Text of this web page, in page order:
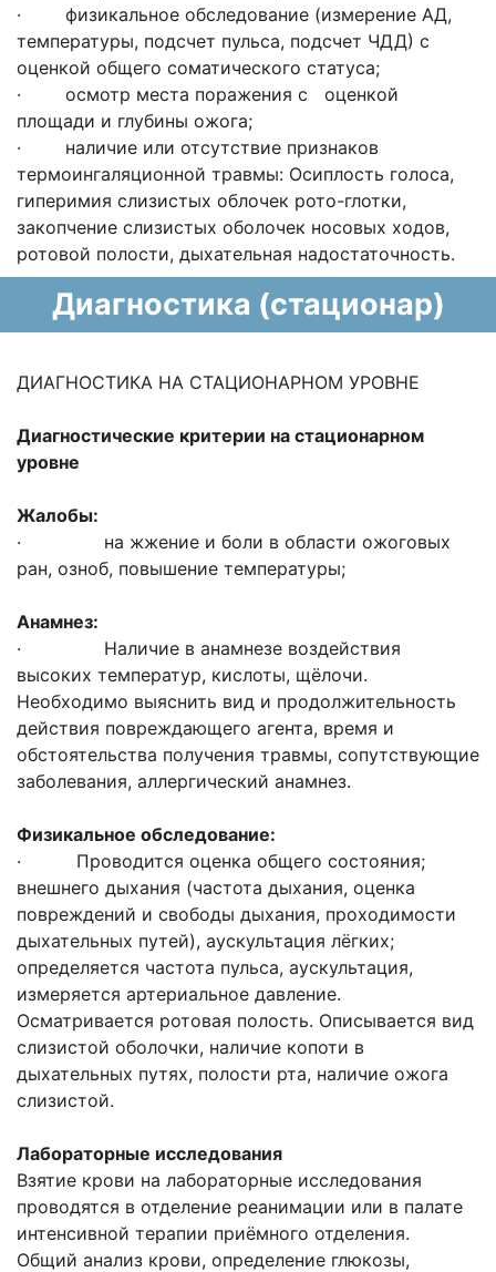
· физикальное обследование (измерение АД,
температуры, подсчет пульса, подсчет ЧДД) с
оценкой общего соматического статуса;
· осмотр места поражения с оценкой
площади и глубины ожога;
· наличие или отсутствие признаков
термоингаляционной травмы: Осиплость голоса,
гиперимия слизистых облочек рото-глотки,
закопчение слизистых оболочек носовых ходов,
ротовой полости, дыхательная надостаточность.
Диагностика (стационар)
ДИАГНОСТИКА НА СТАЦИОНАРНОМ УРОВНЕ
Диагностические критерии на стационарном
уровне
Жалобы:
· на жжение и боли в области ожоговых
ран, озноб, повышение температуры;
Анамнез:
· Наличие в анамнезе воздействия
высоких температур, кислоты, щёлочи.
Необходимо выяснить вид и продолжительность
действия повреждающего агента, время и
обстоятельства получения травмы, сопутствующие
заболевания, аллергический анамнез.
Физикальное обследование:
· Проводится оценка общего состояния;
внешнего дыхания (частота дыхания, оценка
повреждений и свободы дыхания, проходимости
дыхательных путей), аускультация лёгких;
определяется частота пульса, аускультация,
измеряется артериальное давление.
Осматривается ротовая полость. Описывается вид
слизистой оболочки, наличие копоти в
дыхательных путях, полости рта, наличие ожога
слизистой.
Лабораторные исследования
Взятие крови на лабораторные исследования
проводятся в отделение реанимации или в палате
интенсивной терапии приёмного отделения.
Общий анализ крови, определение глюкозы,